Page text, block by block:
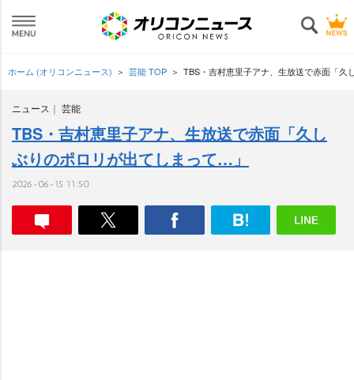
ホーム (オリコンニュース) 芸能 TOP TBS・吉村恵里子アナ、生放送で赤面「
ニュース 芸能
TBS・吉村恵里子アナ、生放送で赤面「久し
ぶりのポロリが出てしまって…」
2026-06-15 11:50